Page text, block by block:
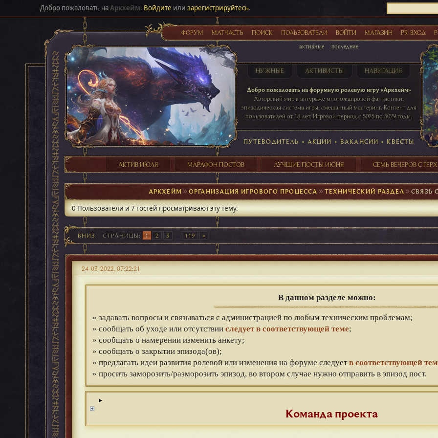
Добро пожаловать наАркхейм. Войдите или зарегистрируйтесь.
ФОРУМ МАТЧАСТЬ ПОИСК ПОЛЬЗОВАТЕЛИ ВОЙТИ МАГАЗИН PR-ВХОД
активные последние
НУЖНЫЕ АКТИВИСТЫ НАВИГАЦИЯ
Добро пожаловать на форумную ролевую игру «Аркхейм»
Авторский мир в антураже многожанровой фантастики,
эпизодическая система игры, смешанный мастеринг. Контент для
пользователей от 18 лет. Игровой период с 5025 по 5029 годы.
таблице игровой активности
41 ПОСТОВ 31 ПОСТОВ 29 ПОСТОВ 24 ПОСТОВ
ПУТЕВОДИТЕЛЬ • АКЦИИ • ВАКАНСИИ • КВЕСТЫ
АКТИВ ИЮЛЯ МАРАФОН ПОСТОВ ЛУЧШИЕ ПОСТЫ ИЮНЯ СЕМЬ ВЕЧЕРОВ С
АРКХЕЙМ ►ОРГАНИЗАЦИЯ ИГРОВОГО ПРОЦЕССА ►ТЕХНИЧЕСКИЙ РАЗДЕЛ ►СВЯЗЬ
0 Пользователи и 7 гостей просматривают эту тему.
ВНИЗ СТРАНИЦЫ 1 2 3 119
24-03-2022, 07:22:21
В данном разделе можно:
» задавать вопросы и связываться с администрацией по любым техническим проблемам;
» сообщать об уходе или отсутствии следует в соответствующей теме;
» сообщать о намерении изменить анкету;
» сообщать о закрытии эпизода(ов);
» предлагать идеи развития ролевой или изменения на форуме следуетв соответствующей
» просить заморозить/разморозить эпизод, во втором случае нужно отправить в эпизод пост.
Команда проекта